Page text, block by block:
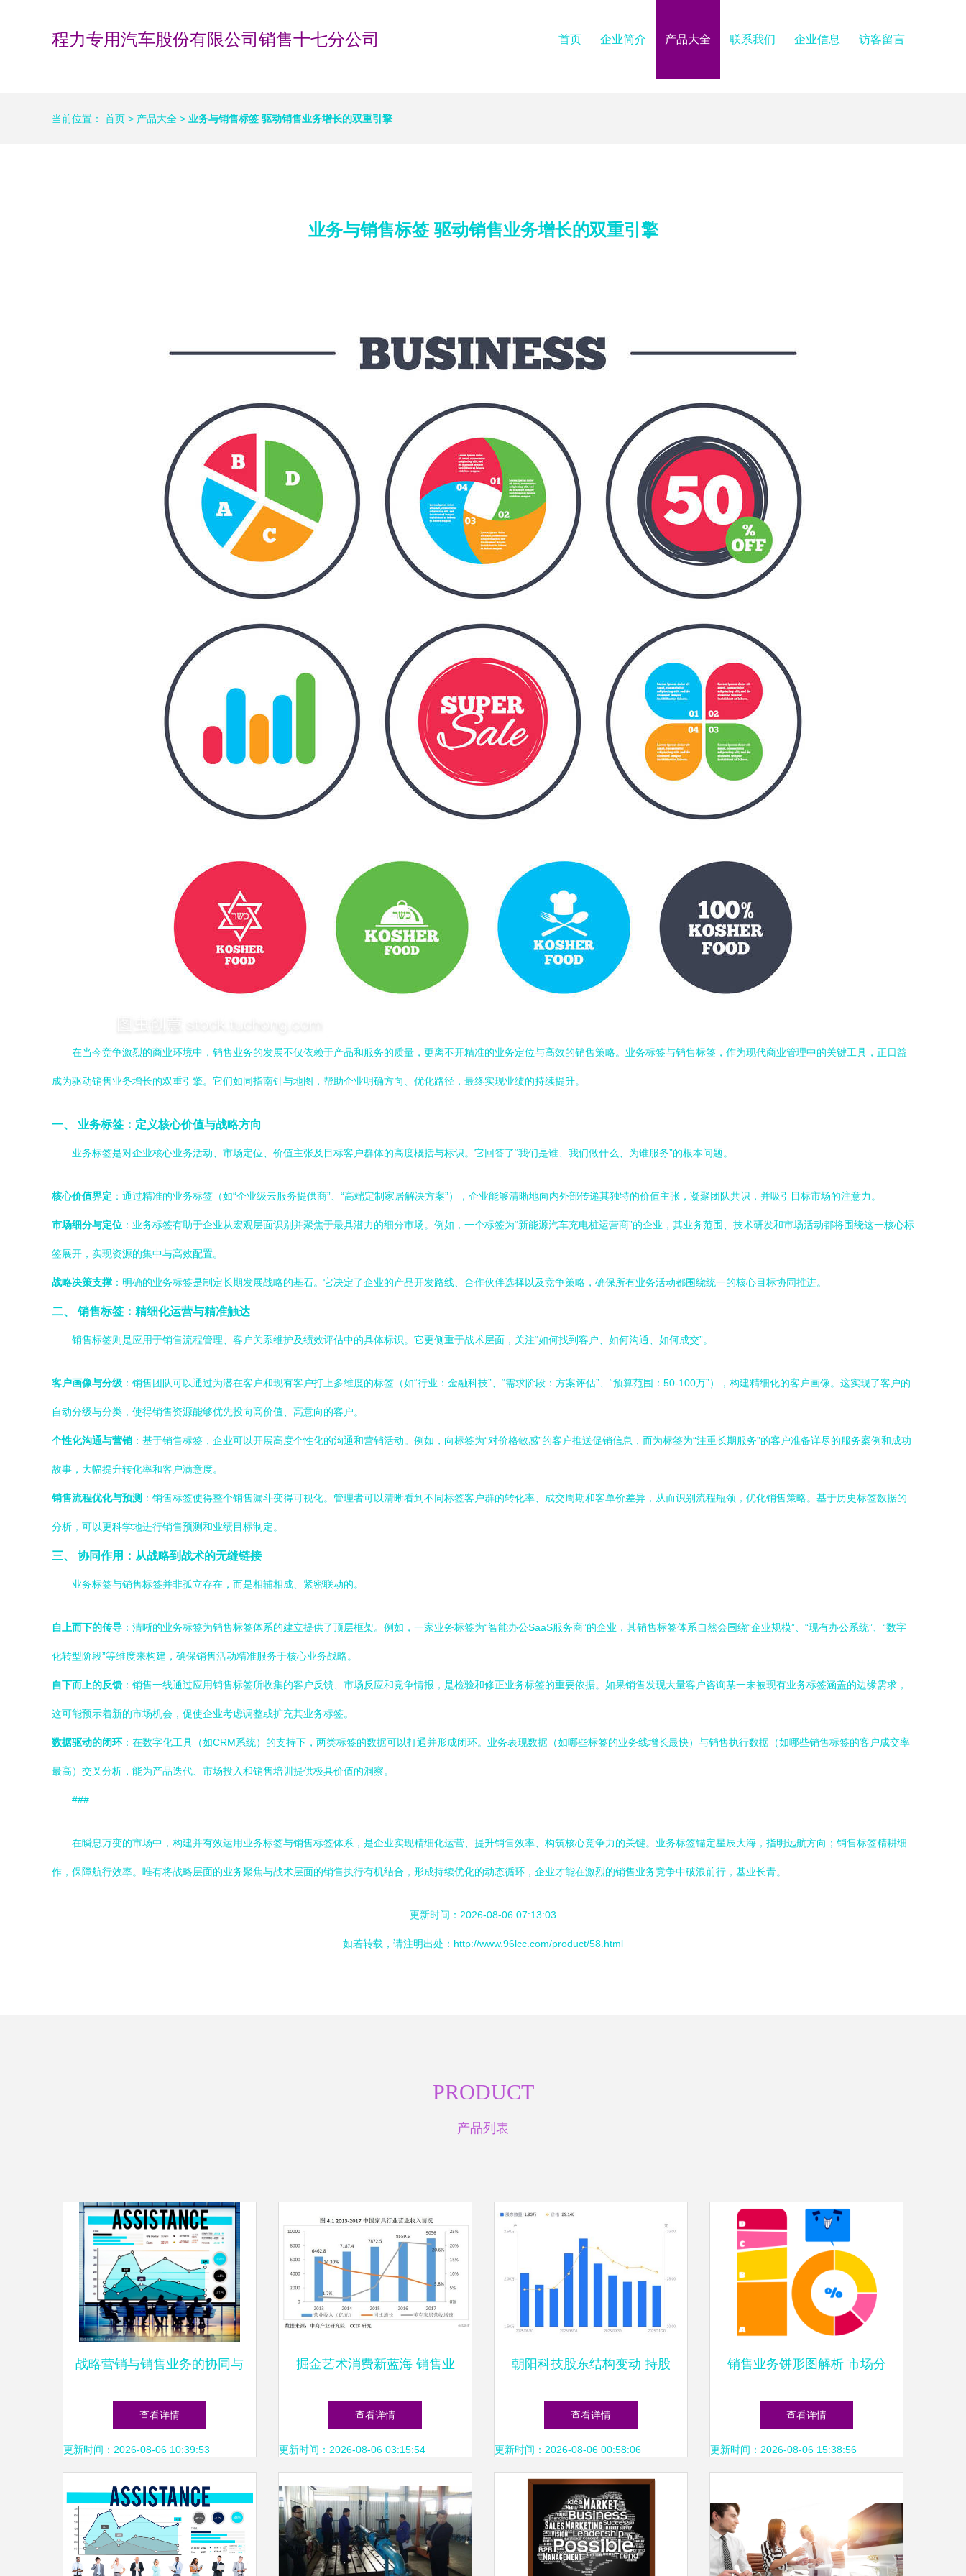
程力专用汽车股份有限公司销售十七分公司 首页 企业简介 产品大全 联系我们 企业信息 访客留言
当前位置： 首页 > 产品大全 > 业务与销售标签 驱动销售业务增长的双重引擎
业务与销售标签 驱动销售业务增长的双重引擎
在当今竞争激烈的商业环境中，销售业务的发展不仅依赖于产品和服务的质量，更离不开精准的业务定位与高效的销售策略。业务标签与销售标签，作为现代商业管理中的关键工具，正日益
成为驱动销售业务增长的双重引擎。它们如同指南针与地图，帮助企业明确方向、优化路径，最终实现业绩的持续提升。
一、 业务标签：定义核心价值与战略方向
业务标签是对企业核心业务活动、市场定位、价值主张及目标客户群体的高度概括与标识。它回答了“我们是谁、我们做什么、为谁服务”的根本问题。
核心价值界定 ：通过精准的业务标签（如“企业级云服务提供商”、“高端定制家居解决方案”），企业能够清晰地向内外部传递其独特的价值主张，凝聚团队共识，并吸引目标市场的注意力。
市场细分与定位 ：业务标签有助于企业从宏观层面识别并聚焦于最具潜力的细分市场。例如，一个标签为“新能源汽车充电桩运营商”的企业，其业务范围、技术研发和市场活动都将围绕这一核心标
签展开，实现资源的集中与高效配置。
战略决策支撑 ：明确的业务标签是制定长期发展战略的基石。它决定了企业的产品开发路线、合作伙伴选择以及竞争策略，确保所有业务活动都围绕统一的核心目标协同推进。
二、 销售标签：精细化运营与精准触达
销售标签则是应用于销售流程管理、客户关系维护及绩效评估中的具体标识。它更侧重于战术层面，关注“如何找到客户、如何沟通、如何成交”。
客户画像与分级 ：销售团队可以通过为潜在客户和现有客户打上多维度的标签（如“行业：金融科技”、“需求阶段：方案评估”、“预算范围：50-100万”），构建精细化的客户画像。这实现了客户的
自动分级与分类，使得销售资源能够优先投向高价值、高意向的客户。
个性化沟通与营销 ：基于销售标签，企业可以开展高度个性化的沟通和营销活动。例如，向标签为“对价格敏感”的客户推送促销信息，而为标签为“注重长期服务”的客户准备详尽的服务案例和成功
故事，大幅提升转化率和客户满意度。
销售流程优化与预测 ：销售标签使得整个销售漏斗变得可视化。管理者可以清晰看到不同标签客户群的转化率、成交周期和客单价差异，从而识别流程瓶颈，优化销售策略。基于历史标签数据的
分析，可以更科学地进行销售预测和业绩目标制定。
三、 协同作用：从战略到战术的无缝链接
业务标签与销售标签并非孤立存在，而是相辅相成、紧密联动的。
自上而下的传导 ：清晰的业务标签为销售标签体系的建立提供了顶层框架。例如，一家业务标签为“智能办公SaaS服务商”的企业，其销售标签体系自然会围绕“企业规模”、“现有办公系统”、“数字
化转型阶段”等维度来构建，确保销售活动精准服务于核心业务战略。
自下而上的反馈 ：销售一线通过应用销售标签所收集的客户反馈、市场反应和竞争情报，是检验和修正业务标签的重要依据。如果销售发现大量客户咨询某一未被现有业务标签涵盖的边缘需求，
这可能预示着新的市场机会，促使企业考虑调整或扩充其业务标签。
数据驱动的闭环：在数字化工具（如CRM系统）的支持下，两类标签的数据可以打通并形成闭环。业务表现数据（如哪些标签的业务线增长最快）与销售执行数据（如哪些销售标签的客户成交率
最高）交叉分析，能为产品迭代、市场投入和销售培训提供极具价值的洞察。
###
在瞬息万变的市场中，构建并有效运用业务标签与销售标签体系，是企业实现精细化运营、提升销售效率、构筑核心竞争力的关键。业务标签锚定星辰大海，指明远航方向；销售标签精耕细
作，保障航行效率。唯有将战略层面的业务聚焦与战术层面的销售执行有机结合，形成持续优化的动态循环，企业才能在激烈的销售业务竞争中破浪前行，基业长青。
更新时间：2026-08-06 07:13:03
如若转载，请注明出处：http://www.96lcc.com/product/58.html
PRODUCT
产品列表
战略营销与销售业务的协同与
本质分析
查看详情
更新时间：2026-08-06 10:39:53
掘金艺术消费新蓝海 销售业
务的价值重构与增长策略
查看详情
更新时间：2026-08-06 03:15:54
朝阳科技股东结构变动 持股
集中度提升，但户均市值微降
查看详情
更新时间：2026-08-06 00:58:06
销售业务饼形图解析 市场分
布与业绩洞察
查看详情
更新时间：2026-08-06 15:38:56